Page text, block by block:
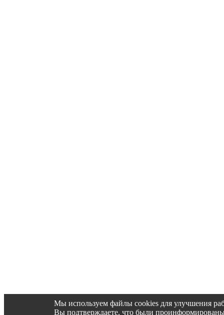
Мы используем файлы cookies для улучшения
Вы подтверждаете, что были